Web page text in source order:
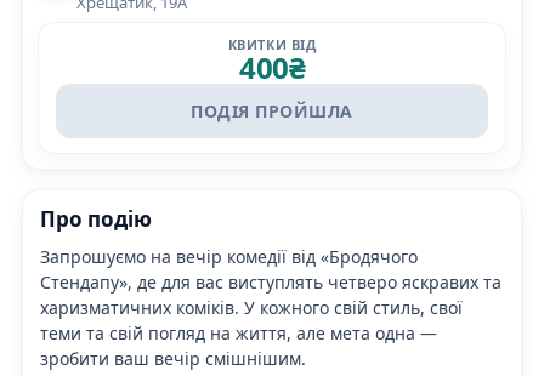
КВИТКИ ВІД
400₴
ПОДІЯ ПРОЙШЛА
Про подію
Запрошуємо на вечір комедії від «Бродячого
Стендапу», де для вас виступлять четверо яскравих та
харизматичних коміків. У кожного свій стиль, свої
теми та свій погляд на життя, але мета одна —
зробити ваш вечір смішнішим.